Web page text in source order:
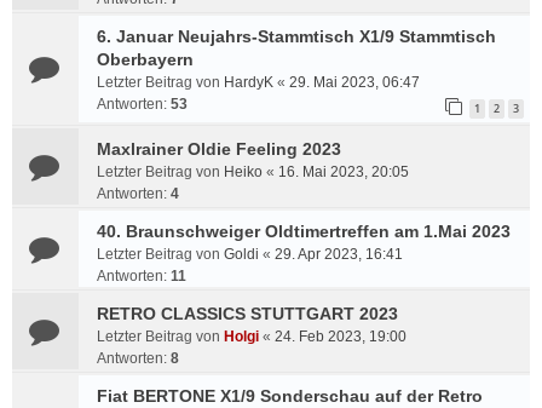
6. Januar Neujahrs-Stammtisch X1/9 Stammtisch
Oberbayern
Letzter Beitrag von HardyK « 29. Mai 2023, 06:47
Antworten: 53 1 2 3
Maxlrainer Oldie Feeling 2023
Letzter Beitrag von Heiko « 16. Mai 2023, 20:05
Antworten: 4
40. Braunschweiger Oldtimertreffen am 1.Mai 2023
Letzter Beitrag von Goldi « 29. Apr 2023, 16:41
Antworten: 11
RETRO CLASSICS STUTTGART 2023
Letzter Beitrag von Holgi « 24. Feb 2023, 19:00
Antworten: 8
Fiat BERTONE X1/9 Sonderschau auf der Retro